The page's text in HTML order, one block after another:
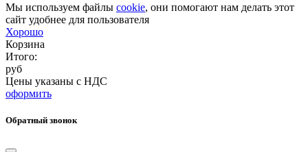
Мы используем файлы cookie, они помогают нам делать этот
сайт удобнее для пользователя
Хорошо
Корзина
Итого:
руб
Цены указаны с НДС
оформить
Обратный звонок